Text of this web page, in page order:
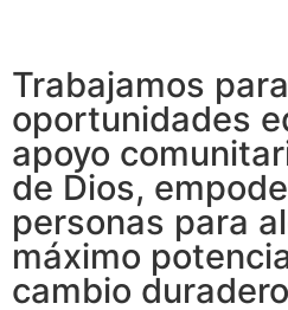
Trabajamos
oportunidades
apoyo
de Dios,
personas para
máximo
cambio